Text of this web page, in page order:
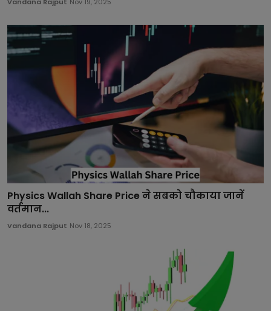
Physics Wallah Share Price ने सबको चौकाया जानें
वर्तमान...
Vandana Rajput Nov 18, 2025